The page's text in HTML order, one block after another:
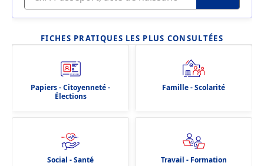
FICHES PRATIQUES LES PLUS CONSULTÉES
Papiers - Citoyenneté -
Élections
Famille - Scolarité
Social - Santé Travail - Formation